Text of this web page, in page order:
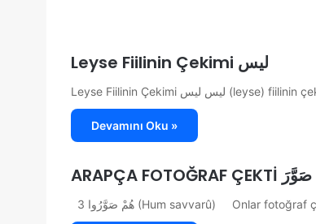
Leyse Fiilinin Çekimi ليس
Devamını Oku »